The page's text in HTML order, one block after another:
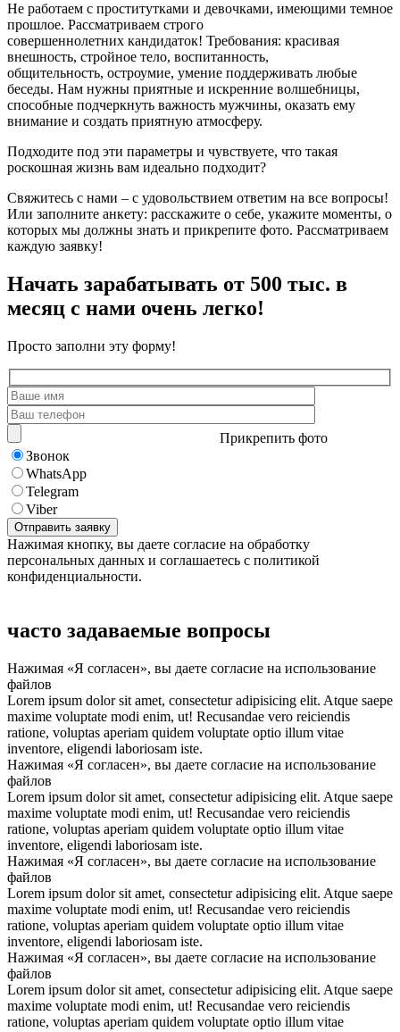
Не работаем с проститутками и девочками, имеющими темное
прошлое. Рассматриваем строго
совершеннолетних кандидаток! Требования: красивая
внешность, стройное тело, воспитанность,
общительность, остроумие, умение поддерживать любые
беседы. Нам нужны приятные и искренние волшебницы,
способные подчеркнуть важность мужчины, оказать ему
внимание и создать приятную атмосферу.
Подходите под эти параметры и чувствуете, что такая
роскошная жизнь вам идеально подходит?
Свяжитесь с нами – с удовольствием ответим на все вопросы!
Или заполните анкету: расскажите о себе, укажите моменты, о
которых мы должны знать и прикрепите фото. Рассматриваем
каждую заявку!
Начать зарабатывать от 500 тыс. в
месяц с нами очень легко!
Просто заполни эту форму!
Прикрепить фото
Звонок
WhatsApp
Telegram
Viber
Нажимая кнопку, вы даете согласие на обработку
персональных данных и соглашаетесь с политикой
конфиденциальности.
часто задаваемые вопросы
Нажимая «Я согласен», вы даете согласие на использование
файлов
Lorem ipsum dolor sit amet, consectetur adipisicing elit. Atque saepe
maxime voluptate modi enim, ut! Recusandae vero reiciendis
ratione, voluptas aperiam quidem voluptate optio illum vitae
inventore, eligendi laboriosam iste.
Нажимая «Я согласен», вы даете согласие на использование
файлов
Lorem ipsum dolor sit amet, consectetur adipisicing elit. Atque saepe
maxime voluptate modi enim, ut! Recusandae vero reiciendis
ratione, voluptas aperiam quidem voluptate optio illum vitae
inventore, eligendi laboriosam iste.
Нажимая «Я согласен», вы даете согласие на использование
файлов
Lorem ipsum dolor sit amet, consectetur adipisicing elit. Atque saepe
maxime voluptate modi enim, ut! Recusandae vero reiciendis
ratione, voluptas aperiam quidem voluptate optio illum vitae
inventore, eligendi laboriosam iste.
Нажимая «Я согласен», вы даете согласие на использование
файлов
Lorem ipsum dolor sit amet, consectetur adipisicing elit. Atque saepe
maxime voluptate modi enim, ut! Recusandae vero reiciendis
ratione, voluptas aperiam quidem voluptate optio illum vitae